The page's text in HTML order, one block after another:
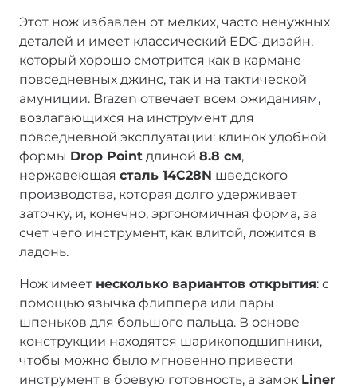
Этот нож избавлен от мелких, часто ненужных
деталей и имеет классический EDC-дизайн,
который хорошо смотрится как в кармане
повседневных джинс, так и на тактической
амуниции. Brazen отвечает всем ожиданиям,
возлагающихся на инструмент для
повседневной эксплуатации: клинок удобной
формы Drop Point длиной 8.8 см,
нержавеющая сталь 14C28N шведского
производства, которая долго удерживает
заточку, и, конечно, эргономичная форма, за
счет чего инструмент, как влитой, ложится в
ладонь.
Нож имеет несколько вариантов открытия: с
помощью язычка флиппера или пары
шпеньков для большого пальца. В основе
конструкции находятся шарикоподшипники,
чтобы можно было мгновенно привести
инструмент в боевую готовность, а замок Liner